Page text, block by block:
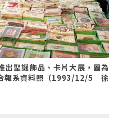
出聖誕飾品、卡片大展，圖為
報系資料照（1993/12/5 徐